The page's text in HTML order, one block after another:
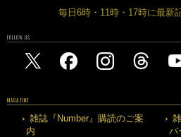
毎日6時・11時・17時に最新
FOLLOW US
MAGAZINE
雑誌『Number』購読のご案
内
バ